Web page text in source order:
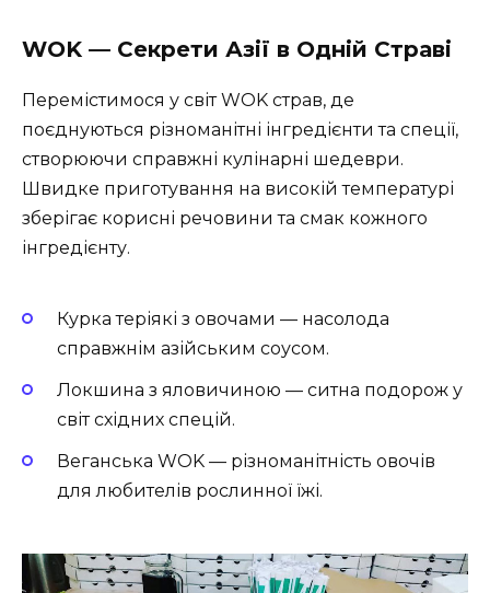
WOK — Секрети Азії в Одній Страві
Перемістимося у світ WOK страв, де
поєднуються різноманітні інгредієнти та спеції,
створюючи справжні кулінарні шедеври.
Швидке приготування на високій температурі
зберігає корисні речовини та смак кожного
інгредієнту.
Курка теріякі з овочами — насолода
справжнім азійським соусом.
Локшина з яловичиною — ситна подорож у
світ східних спецій.
Веганська WOK — різноманітність овочів
для любителів рослинної їжі.